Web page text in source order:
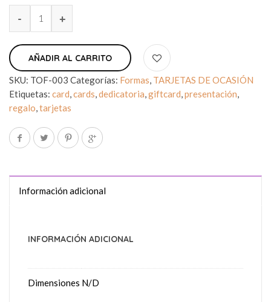
AÑADIR AL CARRITO
SKU: TOF-003 Categorías: Formas, TARJETAS DE OCASIÓN
Etiquetas: card,cards,dedicatoria,giftcard,presentación,
regalo,tarjetas
Información adicional
INFORMACIÓN ADICIONAL
Dimensiones N/D